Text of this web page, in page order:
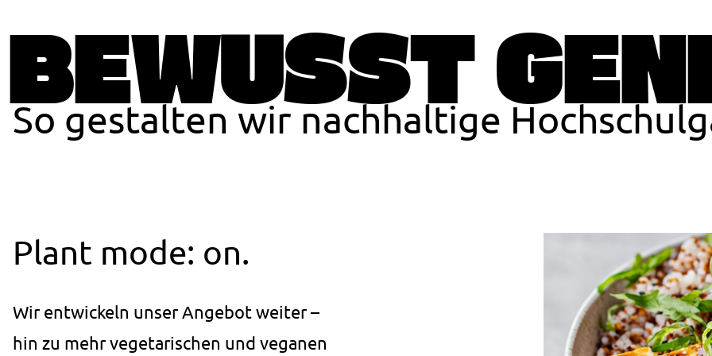
BEWUSST
So gestalten wir nachhaltige
Plant mode: on.
Wir entwickeln unser Angebot weiter –
hin zu mehr vegetarischen und veganen
Cookie
Laufzeit:
1 Jahr
STATISTIK
_pk_ses.1.ccca
Anbieter:
studierendenwerk-bielefeld.de